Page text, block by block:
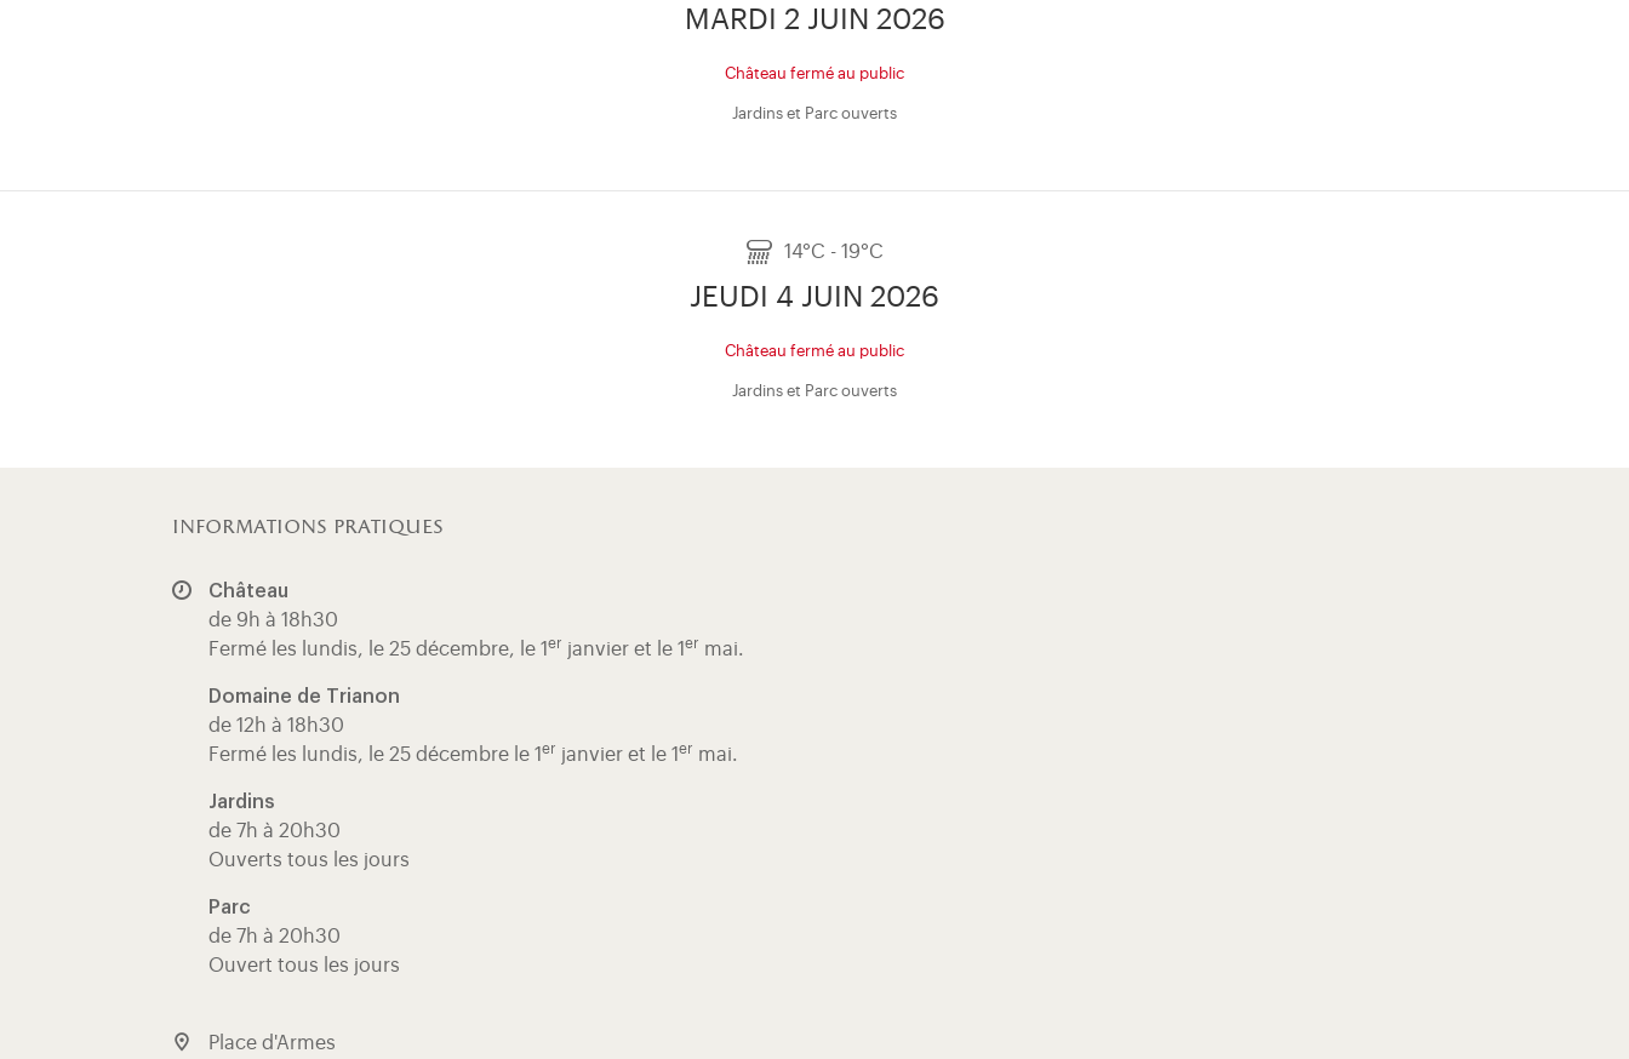
MARDI 2 JUIN 2026
Château fermé au public
Jardins et Parc ouverts
14°C - 19°C
JEUDI 4 JUIN 2026
Château fermé au public
Jardins et Parc ouverts
informations pratiques
Château
de 9h à 18h30
Fermé les lundis, le 25 décembre, le 1 er janvier et le 1 er mai.
Domaine de Trianon
de 12h à 18h30
Fermé les lundis, le 25 décembre le 1 er janvier et le 1 er mai.
Jardins
de 7h à 20h30
Ouverts tous les jours
Parc
de 7h à 20h30
Ouvert tous les jours
Place d'Armes